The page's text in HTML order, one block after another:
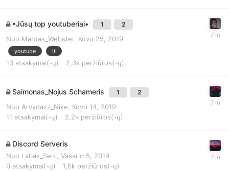
•Jūsų top youtuberiai• 1 2
Nuo Mantas_Webster, Kovo 25, 2019
youtube lt
13 atsakymai(-ų) 2,3k peržiūros(-ų)
Saimonas_Nojus Schameris 1 2
Nuo Arvydazz_Nike, Kovo 14, 2019
11 atsakymai(-ų) 2,2k peržiūros(-ų)
Discord Serveris
Nuo Labas_Seni, Vasario 5, 2019
0 atsakymai(-ų) 1,5k peržiūros(-ų)